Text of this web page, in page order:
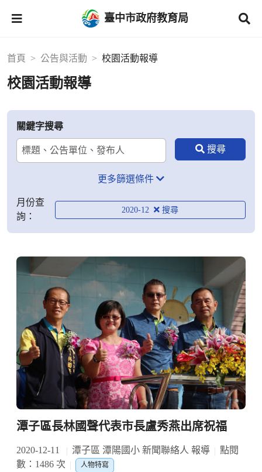
臺中市政府教育局
首頁 公告與活動 校園活動報導
校園活動報導
關鍵字搜尋
更多篩選條件
月份查
詢：
2020-12
潭子區長林國聲代表市長盧秀燕出席祝福
2020-12-11 潭子區 潭陽國小 新聞聯絡人 報導
點閱
數：1486 次
人物特寫